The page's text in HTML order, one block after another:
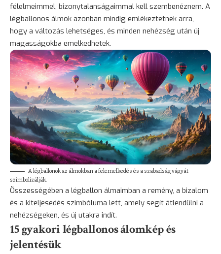
félelmeimmel, bizonytalanságaimmal kell szembenéznem. A
légballonos álmok azonban mindig emlékeztetnek arra,
hogy a változás lehetséges, és minden nehézség után új
magasságokba emelkedhetek.
A légballonok az álmokban a felemelkedés és a szabadság vágyát
szimbolizálják.
Összességében a légballon álmaimban a remény, a bizalom
és a kiteljesedés szimbóluma lett, amely segít átlendülni a
nehézségeken, és új utakra indít.
15 gyakori légballonos álomkép és
jelentésük